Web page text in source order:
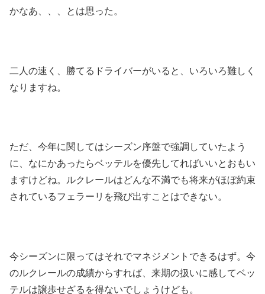
かなあ、、、とは思った。
二人の速く、勝てるドライバーがいると、いろいろ難しく
なりますね。
ただ、今年に関してはシーズン序盤で強調していたよう
に、なにかあったらベッテルを優先してればいいとおもい
ますけどね。ルクレールはどんな不満でも将来がほぼ約束
されているフェラーリを飛び出すことはできない。
今シーズンに限ってはそれでマネジメントできるはず。今
のルクレールの成績からすれば、来期の扱いに感してベッ
テルは譲歩せざるを得ないでしょうけども。